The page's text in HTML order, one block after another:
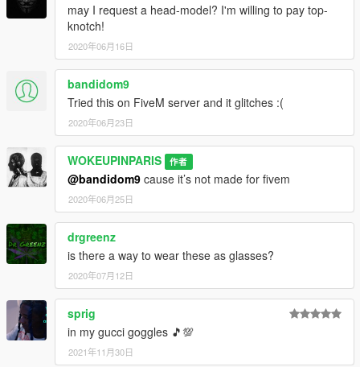
may I request a head-model? I'm willing to pay top-
knotch!
2020年06月16日
bandidom9
Tried this on FiveM server and it glitches :(
2020年06月23日
WOKEUPINPARIS 作者
@bandidom9 cause it’s not made for fivem
2020年06月25日
drgreenz
is there a way to wear these as glasses?
2020年07月12日
sprig
in my gucci goggles 🎵💯
2021年11月30日